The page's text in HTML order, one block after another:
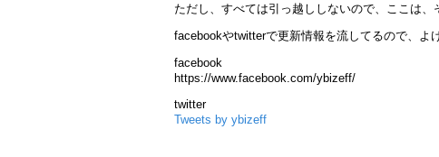
ただし、すべては引っ越ししないので、ここは、
facebookやtwitterで更新情報を流してるので、よ
facebook
https://www.facebook.com/ybizeff/
twitter
Tweets by ybizeff